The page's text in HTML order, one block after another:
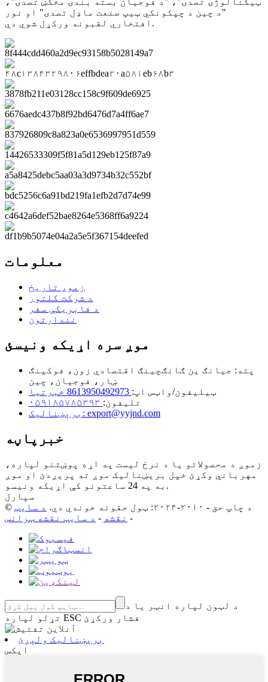
"د چین د چپکونکي ټیپ صنعت ماډل تصدۍ" او نور
افتخاري لقبونه ورکړل شوي دي.
معلومات
زموږ تاریخ
د شرکت کلتور
د فابریکې سفر
نندارتون
موږ سره اړیکه ونیسئ
پته: جیانګ ین ګانګچینګ اقتصادي زون، فوکینګ
ښار، فوجیان، چین
ټیلیفون/واټس اپ:
تلیفون:
برېښنالیک: export@yyjnd.com
خبرپاڼه
زموږ د محصولاتو یا د نرخ لیست په اړه پوښتنو لپاره،
مهرباني وکړئ خپل بریښنالیک موږ ته پریږدئ او موږ
به په 24 ساعتونو کې اړیکه ونیسو.
سپارل
© د چاپ حق - ۲۰۱۰-۲۰۲۴: ټول حقونه خوندي دي.
د سایټ
نقشه - د سایټ نقشه ټرانس -
د لټون لپاره انټر یا د
تړلو لپاره ESC فشار ورکړئ
برېښنالیک ولېږئ
ایکس